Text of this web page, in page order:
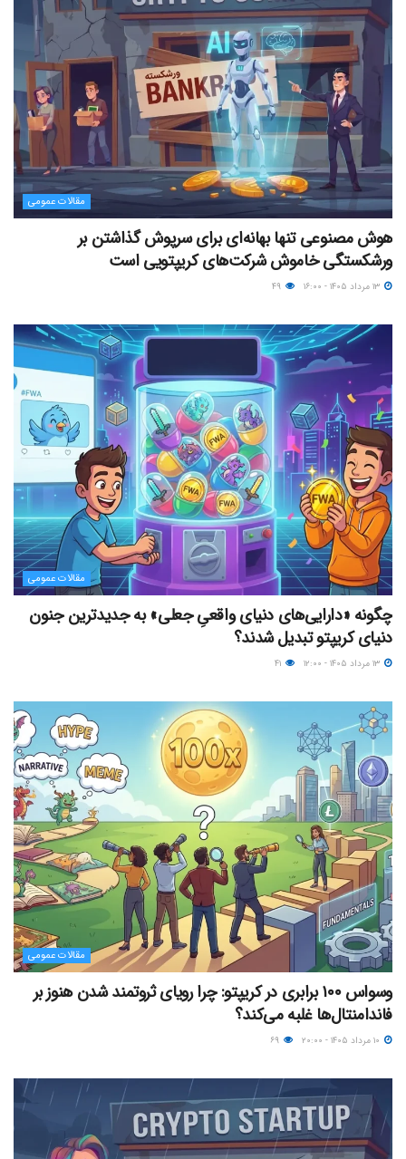
مقالات عمومی
هوش مصنوعی تنها بهانه‌ای برای سرپوش گذاشتن بر
ورشکستگی خاموش شرکت‌های کریپتویی است
مقالات عمومی
چگونه «دارایی‌های دنیای واقعیِ جعلی» به جدیدترین جنون
دنیای کریپتو تبدیل شدند؟
مقالات عمومی
وسواس ۱۰۰ برابری در کریپتو: چرا رویای ثروتمند شدن هنوز بر
فاندامنتال‌ها غلبه می‌کند؟